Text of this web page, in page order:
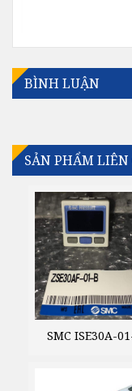
BÌNH LUẬN
SẢN PHẨM LIÊN
SMC ISE30A-